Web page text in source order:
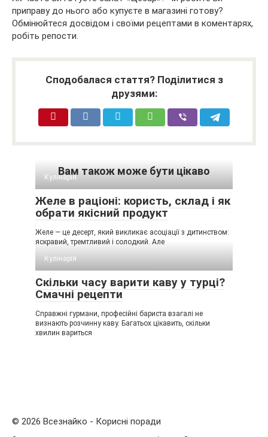
приправу до нього або купуєте в магазині готову?
Обмінюйтеся досвідом і своїми рецептами в коментарях,
робіть репости.
Сподобалася стаття? Поділитися з
друзями:
Вам також може бути цікаво
Кулінарія
Желе в раціоні: користь, склад і як
обрати якісний продукт
Желе — це десерт, який викликає асоціації з дитинством:
яскравий, тремтливий і солодкий. Але
Кулінарія
Скільки часу варити каву у турці?
Смачні рецепти
Справжні гурмани, професійні бариста взагалі не
визнають розчинну каву. Багатьох цікавить, скільки
хвилин вариться
© 2026 Всезнайко - Корисні поради